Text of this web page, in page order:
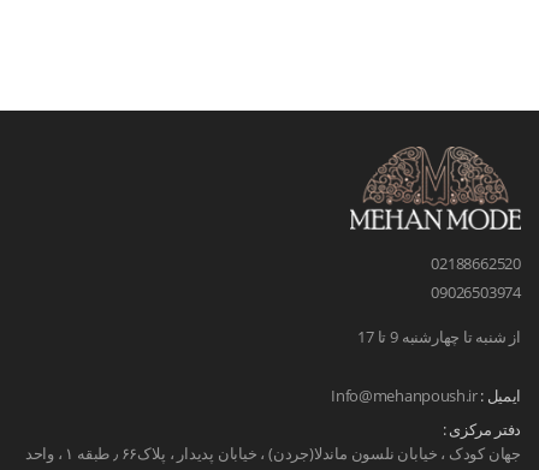
02188662520
09026503974
از شنبه تا چهارشنبه 9 تا 17
ایمیل :Info@mehanpoush.ir
دفتر مرکزی :
جهان کودک ، خیابان نلسون ماندلا(جردن) ، خیابان پدیدار ، پلاک۶۶ ٫ طبقه ۱ ، واحد